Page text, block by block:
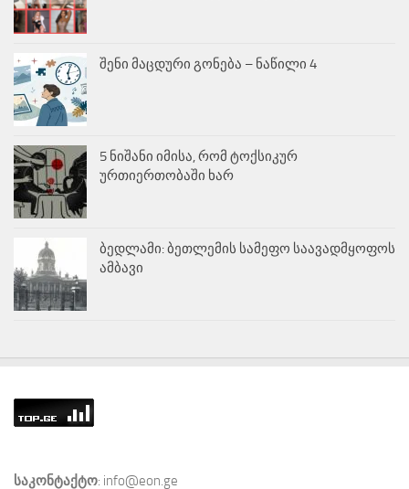
შენი მაცდური გონება – ნაწილი 4
5 ნიშანი იმისა, რომ ტოქსიკურ
ურთიერთობაში ხარ
ბედლამი: ბეთლემის სამეფო საავადმყოფოს
ამბავი
საკონტაქტო: info@eon.ge